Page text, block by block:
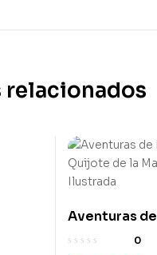
relacionados
Aventuras
Quijote de la
0